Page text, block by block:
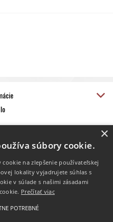
system.sk
×
súbory cookie.
na zlepšenie používateľskej
lokality vyjadrujete súhlas s
v súlade s našimi zásadami
Prečítať viac
POTREBNÉ